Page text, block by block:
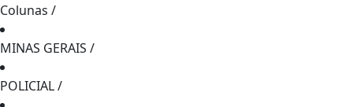
Colunas /
MINAS GERAIS /
POLICIAL/